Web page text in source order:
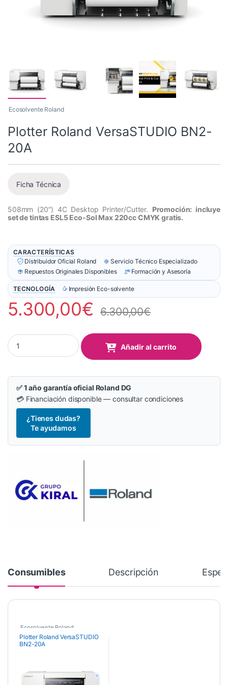
Ecosolvente Roland
Plotter Roland VersaSTUDIO BN2-
20A
Ficha Técnica
508mm (20″) 4C Desktop Printer/Cutter. Promoción: incluye
set de tintas ESL5 Eco-Sol Max 220cc CMYK gratis.
CARACTERÍSTICAS
Distribuidor Oficial Roland
Servicio Técnico Especializado
Repuestos Originales Disponibles
Formación y Asesoría
TECNOLOGÍA Impresión Eco-solvente
5.300,00€ 6.300,00€
Plotter Roland VersaSTUDIO BN2-20A quantity
Añadir al carrito
✅ 1 año garantía oficial Roland DG
💳 Financiación disponible — consultar condiciones
¿Tienes dudas?
Te ayudamos
Consumibles Descripción
Ecosolvente Roland
Plotter Roland VersaSTUDIO
BN2-20A